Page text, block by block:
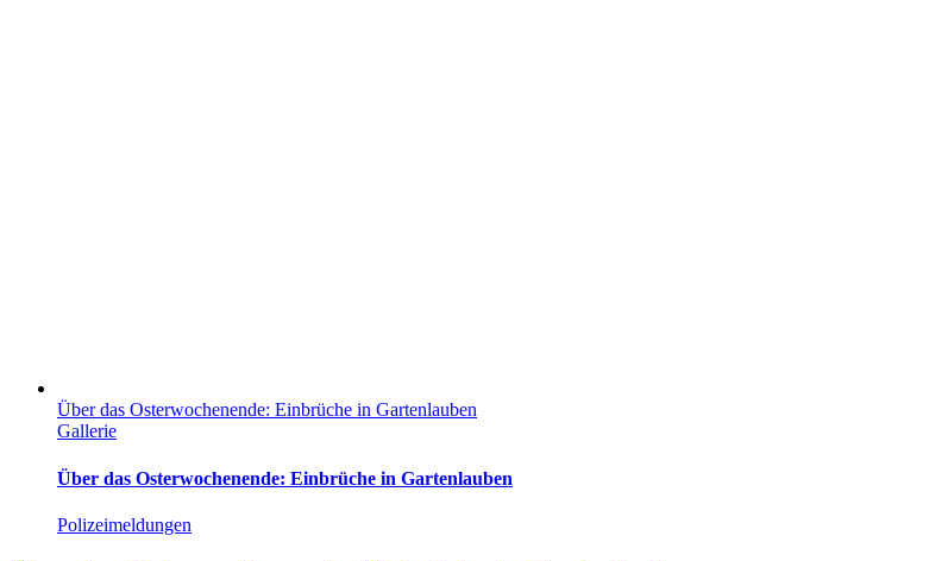
Über das Osterwochenende: Einbrüche in Gartenlauben
Gallerie
Über das Osterwochenende: Einbrüche in Gartenlauben
Polizeimeldungen